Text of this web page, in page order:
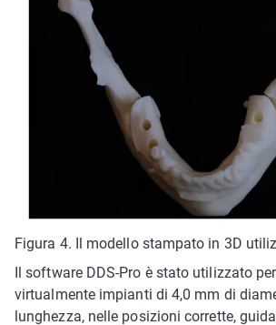
Figura 4. Il modello stampato in 3D
Il software DDS-Pro è stato utilizzato
virtualmente impianti di 4,0 mm di
lunghezza, nelle posizioni corrette,